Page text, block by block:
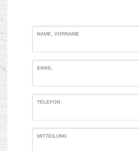
NAME, VORNAME
EMAIL
TELEFON
MITTEILUNG